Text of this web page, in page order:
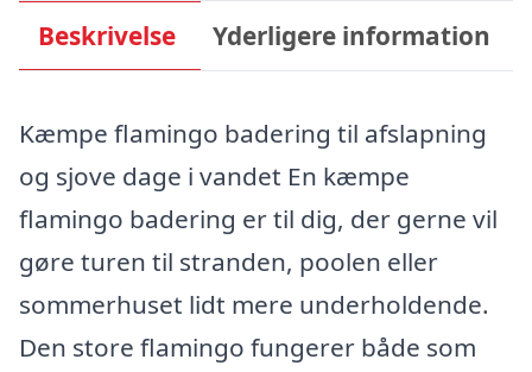
Beskrivelse Yderligere information
Kæmpe flamingo badering til afslapning
og sjove dage i vandet En kæmpe
flamingo badering er til dig, der gerne vil
gøre turen til stranden, poolen eller
sommerhuset lidt mere underholdende.
Den store flamingo fungerer både som